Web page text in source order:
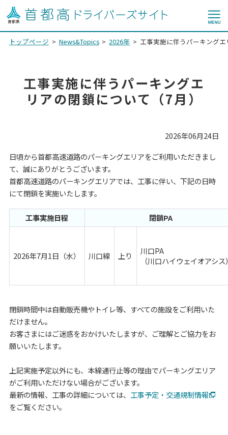
トップページ News&Topics 2026年 工事実施に伴うパーキング
工事実施に伴うパーキングエ
リアの閉鎖について（7月）
2026年06月24日
日頃から首都高速道路のパーキングエリアをご利用いただきまし
て、誠にありがとうございます。
首都高速道路のパーキングエリアでは、工事に伴い、下記の日時
にて閉鎖を実施いたします。
工事実施日程 閉鎖PA
2026年7月1日（水） 川口線 上り
川口PA
（川口ハイウェイオアシス
閉鎖時間中は自動販売機やトイレ等、すべての施設をご利用いた
だけません。
お客さまにはご迷惑をおかけいたしますが、ご理解とご協力をお
願いいたします。
上記実施予定以外にも、本線通行止等の理由でパーキングエリア
がご利用いただけない場合がございます。
最新の情報、工事の詳細については、 工事予定・交通規制情報
をご覧ください。